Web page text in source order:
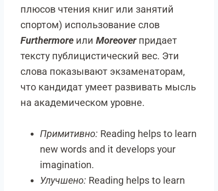
плюсов чтения книг или занятий
спортом) использование слов
Furthermore или Moreoverпридает
тексту публицистический вес. Эти
слова показывают экзаменаторам,
что кандидат умеет развивать мысль
на академическом уровне.
Примитивно: Reading helps to learn
new words and it develops your
imagination.
Улучшено: Reading helps to learn